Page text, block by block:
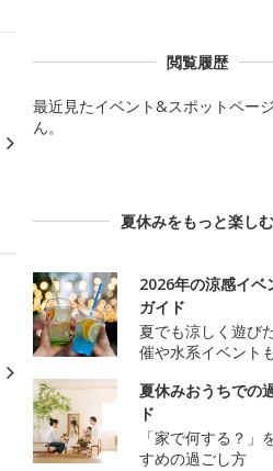
閲覧履歴
最近見たイベント&スポットペー
ん。
夏休みをもっと楽しむ
2026年の涼感イベ
ガイド
夏でも涼しく遊び
催や水系イベント
夏休みおうちでの
ド
「家で何する？」
すめの過ごし方